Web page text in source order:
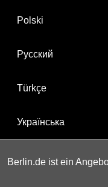
Polski
Русский
Türkçe
Українська
Berlin.de ist ein